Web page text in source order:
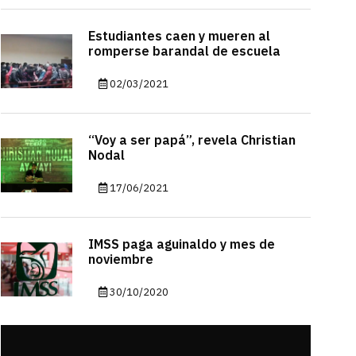
Estudiantes caen y mueren al
romperse barandal de escuela
02/03/2021
“Voy a ser papá”, revela Christian
Nodal
17/06/2021
IMSS paga aguinaldo y mes de
noviembre
30/10/2020